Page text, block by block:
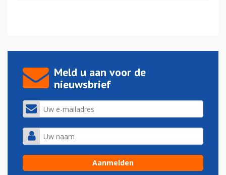
Meld u aan voor de
nieuwsbrief